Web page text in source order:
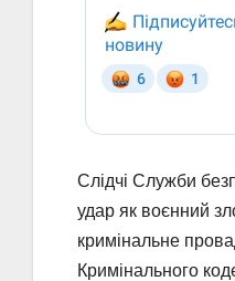
Слідчі Служби
удар як воєнний
кримінальне
Кримінального